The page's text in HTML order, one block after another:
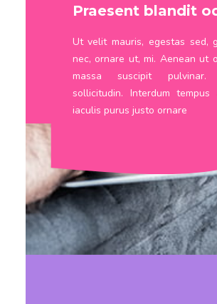
Praesent blandit
Ut velit mauris, egestas sed,
nec, ornare ut, mi. Aenean ut
massa suscipit pulvinar.
sollicitudin. Interdum tempus
iaculis purus justo ornare